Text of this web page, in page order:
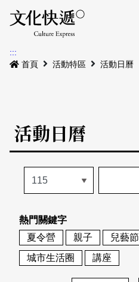
最新公告
本期專題
歷史專題
活動特區
活動列表
地圖搜尋
關於我們
關於我們
刊物索取地點
會員基本資料
刊登活動
網站導覽
日本語
:::
首頁
活動特區 活動日曆
活動日曆
熱門關鍵字
夏令營
親子 兒藝節
城市生活圈
講座